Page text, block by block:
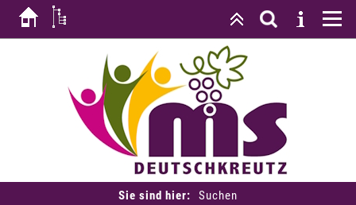
Sie sind hier: Suchen